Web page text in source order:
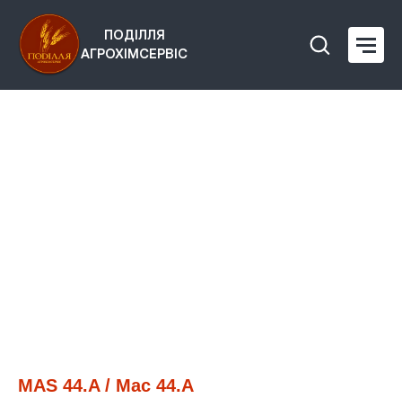
ПОДІЛЛЯ
АГРОХІМСЕРВІС
MAS 44.A / Мас 44.А